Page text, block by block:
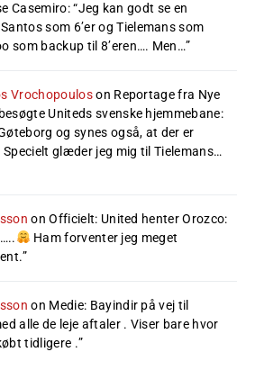
Casemiro: “Jeg kan godt se en
som 6’er og Tielemans som
som backup til 8’eren…. Men…”
Vrochopouloson Reportage fra Nye
Uniteds svenske hjemmebane:
og synes også, at der er
Specielt glæder jeg mig til Tielemans…
onOfficielt: United henter Orozco:
Ham forventer jeg meget
”
on Medie: Bayindir på vej til
alle de leje aftaler . Viser bare hvor
tidligere .”